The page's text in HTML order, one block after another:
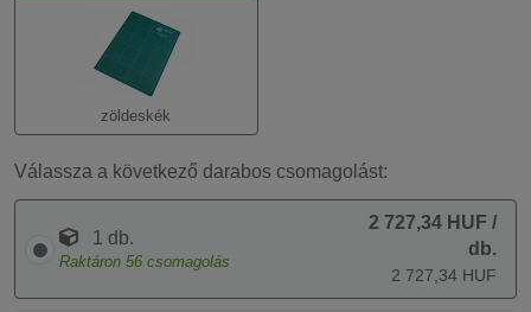
zöldeskék
Válassza a következő darabos csomagolást:
1 db.
Raktáron 56 csomagolás
2 727,34 HUF /
db.
2 727,34 HUF